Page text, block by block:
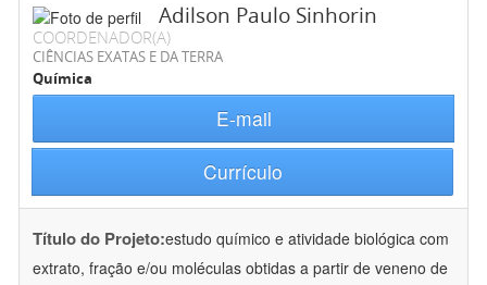
Adilson Paulo Sinhorin
COORDENADOR(A)
CIÊNCIAS EXATAS E DA TERRA
Química
E-mail
Currículo
Título do Projeto:estudo químico e atividade biológica com
extrato, fração e/ou moléculas obtidas a partir de veneno de